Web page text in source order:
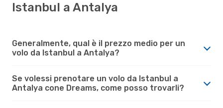
Istanbul a Antalya
Generalmente, qual è il prezzo medio per un
volo da Istanbul a Antalya?
Se volessi prenotare un volo da Istanbul a
Antalya cone Dreams, come posso trovarli?